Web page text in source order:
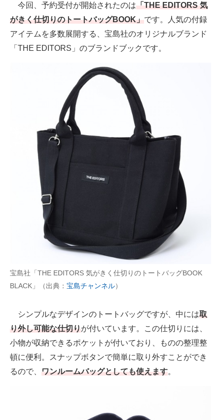
今回、予約受付が開始されたのは「THE EDITORS 気
がきく仕切りのトートバッグBOOK」です。人気の付録
アイテムを多数展開する、宝島社のオリジナルブランド
「THE EDITORS」のブランドブックです。
宝島社「THE EDITORS 気がきく仕切りのトートバッグBOOK
BLACK」（出典： 宝島チャンネル）
シンプルなデザインのトートバッグですが、中には取
り外し可能な仕切りが付いています。この仕切りには、
小物が収納できるポケットが付いており、ものの整理整
頓に便利。スナップボタンで簡単に取り外すことができ
るので、 ワンルームバッグとしても使えます。